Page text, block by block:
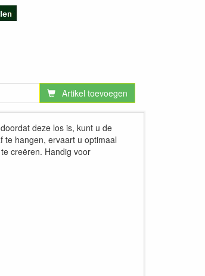
Artikel toevoegen
deze los is, kunt u de
te hangen, ervaart u optimaal
creëren. Handig voor